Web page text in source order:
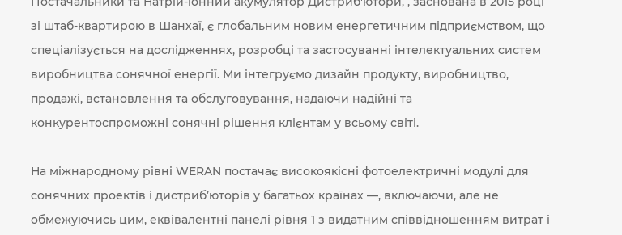
зі штаб-квартирою в Шанхаї, є глобальним новим енергетичним підприємством, що
спеціалізується на дослідженнях, розробці та застосуванні інтелектуальних систем
виробництва сонячної енергії. Ми інтегруємо дизайн продукту, виробництво,
продажі, встановлення та обслуговування, надаючи надійні та
конкурентоспроможні сонячні рішення клієнтам у всьому світі.
На міжнародному рівні WERAN постачає високоякісні фотоелектричні модулі для
сонячних проектів і дистриб’юторів у багатьох країнах —, включаючи, але не
обмежуючись цим, еквівалентні панелі рівня 1 з видатним співвідношенням витрат і